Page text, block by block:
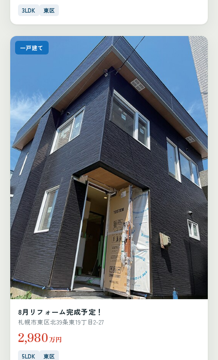
3LDK 東区
一戸建て
8月リフォーム完成予定！
札幌市東区北39条東19丁目2-27
2,980万円
5LDK 東区